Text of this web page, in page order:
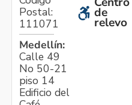
Postal:
111071
Medellín:
Calle 49
No 50-21
piso 14
Edificio del
de
relevo